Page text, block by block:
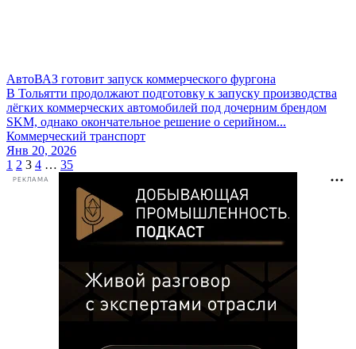
АвтоВАЗ готовит запуск коммерческого фургона
В Тольятти продолжают подготовку к запуску производства
лёгких коммерческих автомобилей под дочерним брендом
SKM, однако окончательное решение о серийном...
Коммерческий транспорт
Янв 20, 2026
Пагинация
записей
1 2 3 4 … 35
РЕКЛАМА